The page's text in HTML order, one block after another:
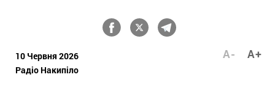
10 Червня 2026
Радіо Накипіло
A+
A-